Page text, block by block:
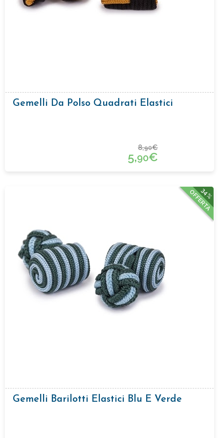
Gemelli Da Polso Quadrati Elastici
8,90€
5,90€
34%
OFFERTA
Gemelli Barilotti Elastici Blu E Verde